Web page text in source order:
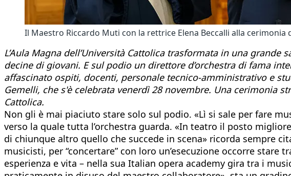
Il Maestro Riccardo Muti con la rettrice Elena Beccalli alla cerimonia
L’Aula Magna dell’Università Cattolica trasformata in una
decine di giovani. E sul podio un direttore d’orchestra di fama
affascinato ospiti, docenti, personale tecnico-amministrativo e
Gemelli, che s'è celebrata venerdì 28 novembre. Una cerimonia
Cattolica.
Non gli è mai piaciuto stare solo sul podio. «Lì si sale per fare
verso la quale tutta l’orchestra guarda. «In teatro il posto
di chiunque altro quello che succede in scena» ricorda sempre
musicisti, per “concertare” con loro un’esecuzione occorre
esperienza e vita – nella sua Italian opera academy gira tra i